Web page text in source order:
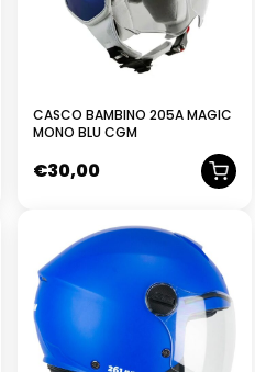
CASCO BAMBINO 205A MAGIC
MONO BLU CGM
€30,00